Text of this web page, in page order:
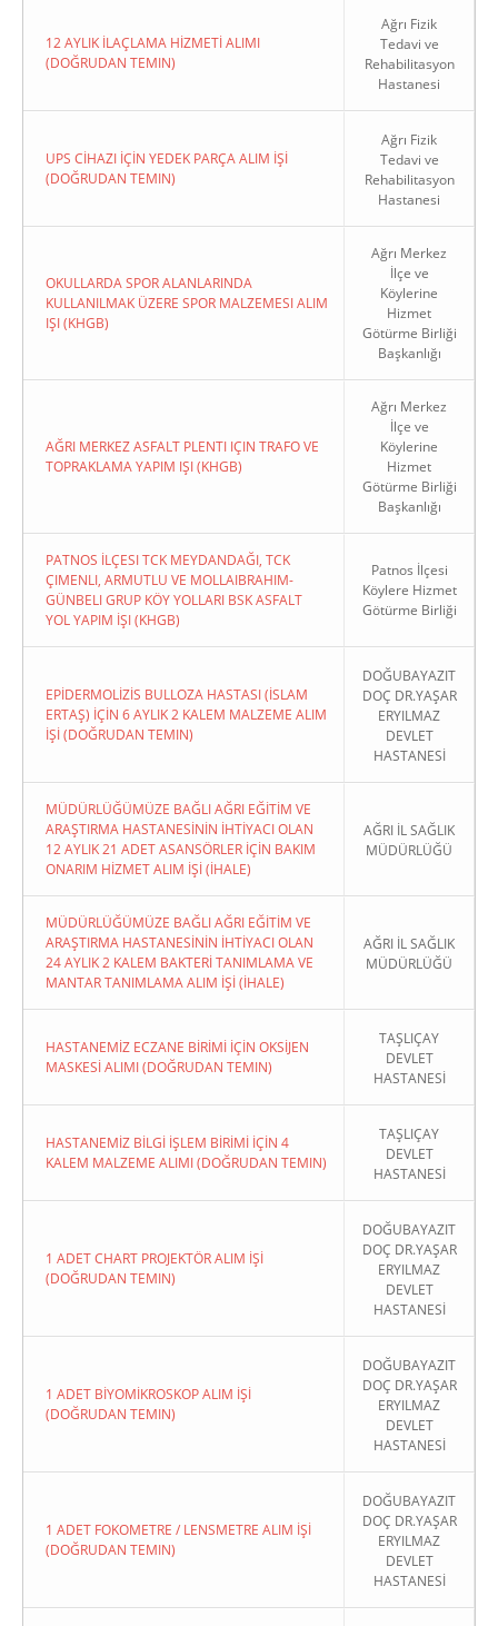
12 AYLIK İLAÇLAMA HİZMETİ ALIMI
(DOĞRUDAN TEMIN)
Ağrı Fizik
Tedavi ve
Rehabilitasyon
Hastanesi
UPS CİHAZI İÇİN YEDEK PARÇA ALIM İŞİ
(DOĞRUDAN TEMIN)
Ağrı Fizik
Tedavi ve
Rehabilitasyon
Hastanesi
OKULLARDA SPOR ALANLARINDA
KULLANILMAK ÜZERE SPOR MALZEMESI ALIM
IŞI (KHGB)
Ağrı Merkez
İlçe ve
Köylerine
Hizmet
Götürme Birliği
Başkanlığı
AĞRI MERKEZ ASFALT PLENTI IÇIN TRAFO VE
TOPRAKLAMA YAPIM IŞI (KHGB)
Ağrı Merkez
İlçe ve
Köylerine
Hizmet
Götürme Birliği
Başkanlığı
PATNOS İLÇESI TCK MEYDANDAĞI, TCK
ÇIMENLI, ARMUTLU VE MOLLAIBRAHIM-
GÜNBELI GRUP KÖY YOLLARI BSK ASFALT
YOL YAPIM İŞI (KHGB)
Patnos İlçesi
Köylere Hizmet
Götürme Birliği
EPİDERMOLİZİS BULLOZA HASTASI (İSLAM
ERTAŞ) İÇİN 6 AYLIK 2 KALEM MALZEME ALIM
İŞİ (DOĞRUDAN TEMIN)
DOĞUBAYAZIT
DOÇ DR.YAŞAR
ERYILMAZ
DEVLET
HASTANESİ
MÜDÜRLÜĞÜMÜZE BAĞLI AĞRI EĞİTİM VE
ARAŞTIRMA HASTANESİNİN İHTİYACI OLAN
12 AYLIK 21 ADET ASANSÖRLER İÇİN BAKIM
ONARIM HİZMET ALIM İŞİ (İHALE)
AĞRI İL SAĞLIK
MÜDÜRLÜĞÜ
MÜDÜRLÜĞÜMÜZE BAĞLI AĞRI EĞİTİM VE
ARAŞTIRMA HASTANESİNİN İHTİYACI OLAN
24 AYLIK 2 KALEM BAKTERİ TANIMLAMA VE
MANTAR TANIMLAMA ALIM İŞİ (İHALE)
AĞRI İL SAĞLIK
MÜDÜRLÜĞÜ
HASTANEMİZ ECZANE BİRİMİ İÇİN OKSİJEN
MASKESİ ALIMI (DOĞRUDAN TEMIN)
TAŞLIÇAY
DEVLET
HASTANESİ
HASTANEMİZ BİLGİ İŞLEM BİRİMİ İÇİN 4
KALEM MALZEME ALIMI (DOĞRUDAN TEMIN)
TAŞLIÇAY
DEVLET
HASTANESİ
1 ADET CHART PROJEKTÖR ALIM İŞİ
(DOĞRUDAN TEMIN)
DOĞUBAYAZIT
DOÇ DR.YAŞAR
ERYILMAZ
DEVLET
HASTANESİ
1 ADET BİYOMİKROSKOP ALIM İŞİ
(DOĞRUDAN TEMIN)
DOĞUBAYAZIT
DOÇ DR.YAŞAR
ERYILMAZ
DEVLET
HASTANESİ
1 ADET FOKOMETRE / LENSMETRE ALIM İŞİ
(DOĞRUDAN TEMIN)
DOĞUBAYAZIT
DOÇ DR.YAŞAR
ERYILMAZ
DEVLET
HASTANESİ